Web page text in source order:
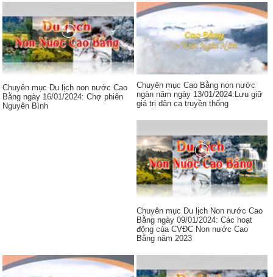
Chuyên mục Du lịch non nước Cao
Bằng ngày 16/01/2024: Chợ phiên
Nguyên Bình
Chuyên mục Cao Bằng non nước
ngàn năm ngày 13/01/2024:Lưu giữ
giá trị dân ca truyền thống
Chuyên mục Du lịch Non nước Cao
Bằng ngày 09/01/2024: Các hoạt
động của CVĐC Non nước Cao
Bằng năm 2023